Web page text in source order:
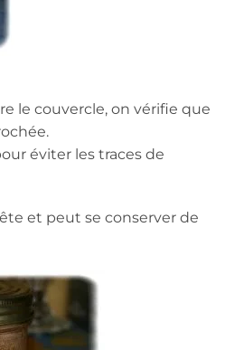
le couvercle, on vérifie que
éviter les traces de
et peut se conserver de